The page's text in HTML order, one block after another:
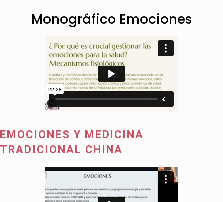
Monográfico Emociones
EMOCIONES Y MEDICINA
TRADICIONAL CHINA